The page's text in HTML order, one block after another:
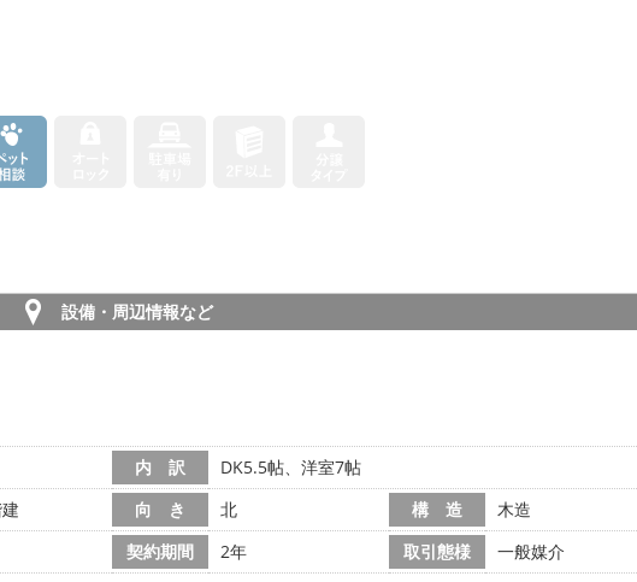
設備・周辺情報など
内 訳
DK5.5帖、洋室7帖
向 き 北 構 造
木造
契約期間 2年 取引態様
一般媒介